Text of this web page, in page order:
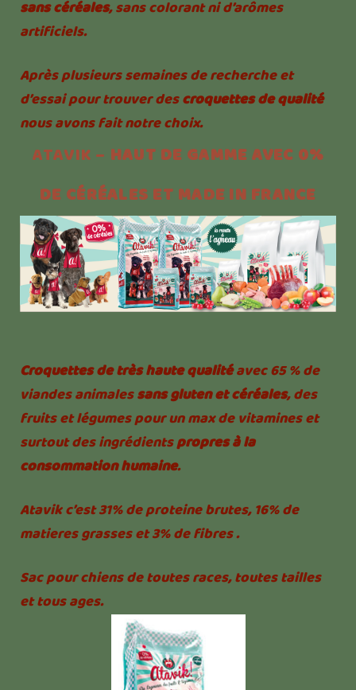
sans céréales, sans colorant ni d’arômes
artificiels.
Après plusieurs semaines de recherche et
d’essai pour trouver descroquettes de qualité
nous avons fait notre choix.
ATAVIK – HAUT DE GAMME AVEC 0%
DE CÉRÉALES ET MADE IN FRANCE
Croquettes de très haute qualitéavec 65 % de
viandes animalessans gluten et céréales, des
fruits et légumes pour un max de vitamines et
surtout des ingrédientspropres à la
consommation humaine.
Atavik c’est 31% de proteine brutes, 16% de
matieres grasses et 3% de fibres .
Sac pour chiens de toutes races, toutes tailles
et tous ages.